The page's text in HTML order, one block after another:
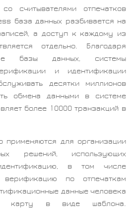
считывателями отпечатков
база данных разбивается на
а доступ к каждому из
отдельно. Благодаря
базы данных, системы
и идентификации
десятки миллионов
обмена данными в системе
более 10000 транзакций в
применяются для организации
решений, использующих
в том числе
по отпечаткам
данные человека
карту в виде шаблона.